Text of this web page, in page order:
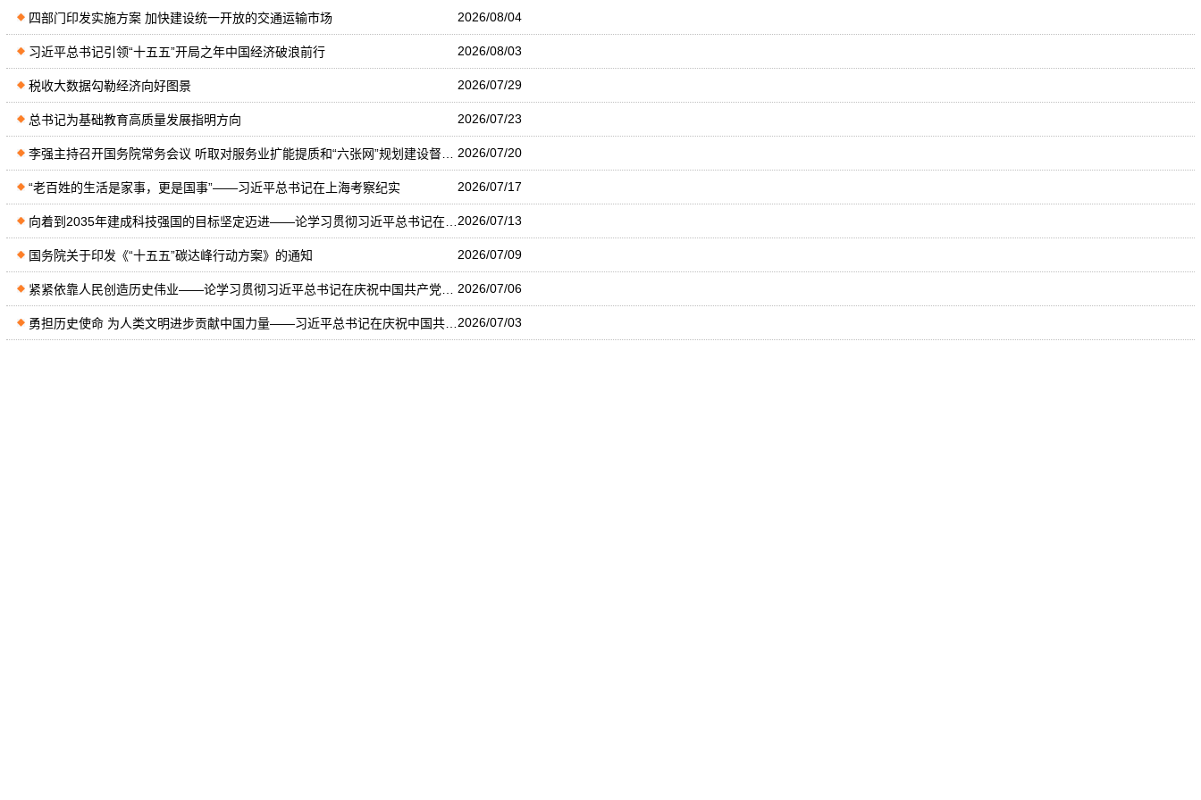
四部门印发实施方案 加快建设统一开放的交通运输市场 2026/08/04
习近平总书记引领“十五五”开局之年中国经济破浪前行 2026/08/03
税收大数据勾勒经济向好图景 2026/07/29
总书记为基础教育高质量发展指明方向 2026/07/23
2026/07/20
“老百姓的生活是家事，更是国事”——习近平总书记在上海考察纪实 2026/07/17
2026/07/13
国务院关于印发《“十五五”碳达峰行动方案》的通知 2026/07/09
2026/07/06
2026/07/03